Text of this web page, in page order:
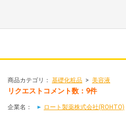
商品カテゴリ： 基礎化粧品 > 美容液
リクエストコメント数：9件
企業名： ロート製薬株式会社(ROHTO)